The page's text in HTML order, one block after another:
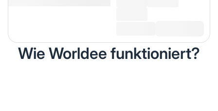
Wie Worldee funktioniert?